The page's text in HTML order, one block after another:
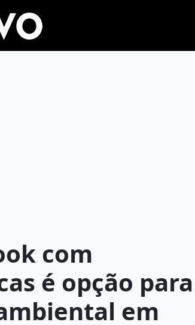
com
é opção para
em